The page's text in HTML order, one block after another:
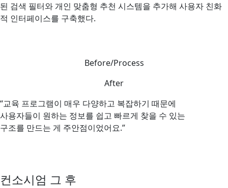
된 검색 필터와 개인 맞춤형 추천 시스템을 추가해 사용자 친화
적 인터페이스를 구축했다.
Before/Process
After
“교육 프로그램이 매우 다양하고 복잡하기 때문에
사용자들이 원하는 정보를 쉽고 빠르게 찾을 수 있는
구조를 만드는 게 주안점이었어요.”
컨소시엄 그 후